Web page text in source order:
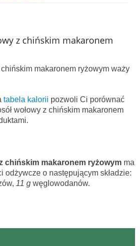
z chińskim makaronem
chińskim makaronem ryżowym waży
tabela kalorii pozwoli Ci porównać
wołowy z chińskim makaronem
z chińskim makaronem ryżowym ma
odżywcze o następującym składzie:
11 g węglowodanów.